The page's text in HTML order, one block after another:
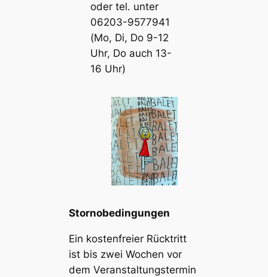
oder tel. unter
06203-9577941
(Mo, Di, Do 9-12
Uhr, Do auch 13-
16 Uhr)
Stornobedingungen
Ein kostenfreier Rücktritt
ist bis zwei Wochen vor
dem Veranstaltungstermin